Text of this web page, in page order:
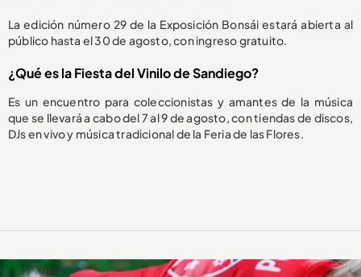
La edición número 29 de la Exposición Bonsái estará abierta al
público hasta el 30 de agosto, con ingreso gratuito.
¿Qué es la Fiesta del Vinilo de Sandiego?
Es un encuentro para coleccionistas y amantes de la música
que se llevará a cabo del 7 al 9 de agosto, con tiendas de discos,
DJs en vivo y música tradicional de la Feria de las Flores.